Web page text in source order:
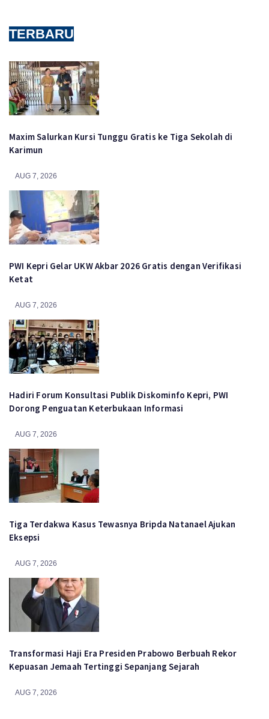
TERBARU
Maxim Salurkan Kursi Tunggu Gratis ke Tiga Sekolah di
Karimun
AUG 7, 2026
PWI Kepri Gelar UKW Akbar 2026 Gratis dengan Verifikasi
Ketat
AUG 7, 2026
Hadiri Forum Konsultasi Publik Diskominfo Kepri, PWI
Dorong Penguatan Keterbukaan Informasi
AUG 7, 2026
Tiga Terdakwa Kasus Tewasnya Bripda Natanael Ajukan
Eksepsi
AUG 7, 2026
Transformasi Haji Era Presiden Prabowo Berbuah Rekor
Kepuasan Jemaah Tertinggi Sepanjang Sejarah
AUG 7, 2026